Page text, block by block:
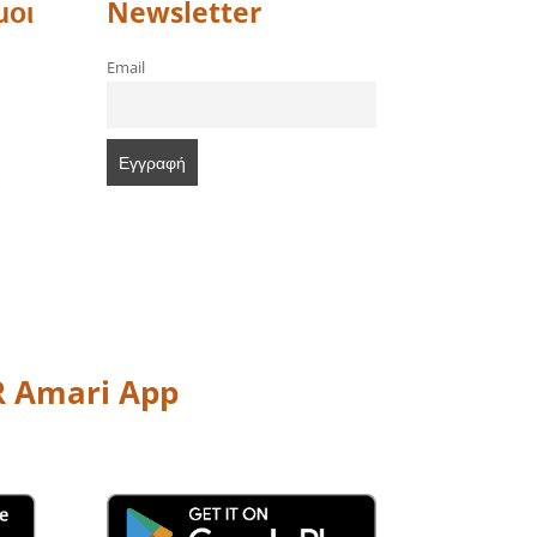
Newsletter
Email
Amari App